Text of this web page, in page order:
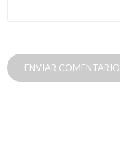
ENVIAR COMENTARIO